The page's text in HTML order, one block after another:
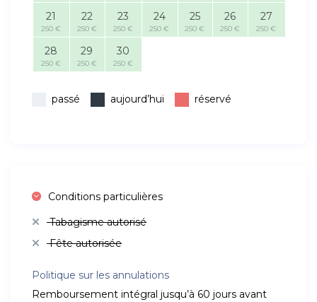
21
250 €
22
250 €
23
250 €
24
250 €
25
250 €
26
250 €
27
250 €
28
250 €
29
250 €
30
250 €
passé aujourd’hui réservé
Conditions particulières
Tabagisme autorisé
Fête autorisée
Politique sur les annulations
Remboursement intégral jusqu’à 60 jours avant